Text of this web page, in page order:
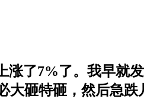
了7%了。我早就
大砸特砸，然后急